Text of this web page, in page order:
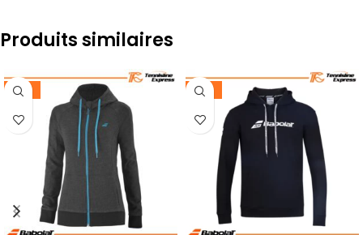
Produits similaires
-35% -30%